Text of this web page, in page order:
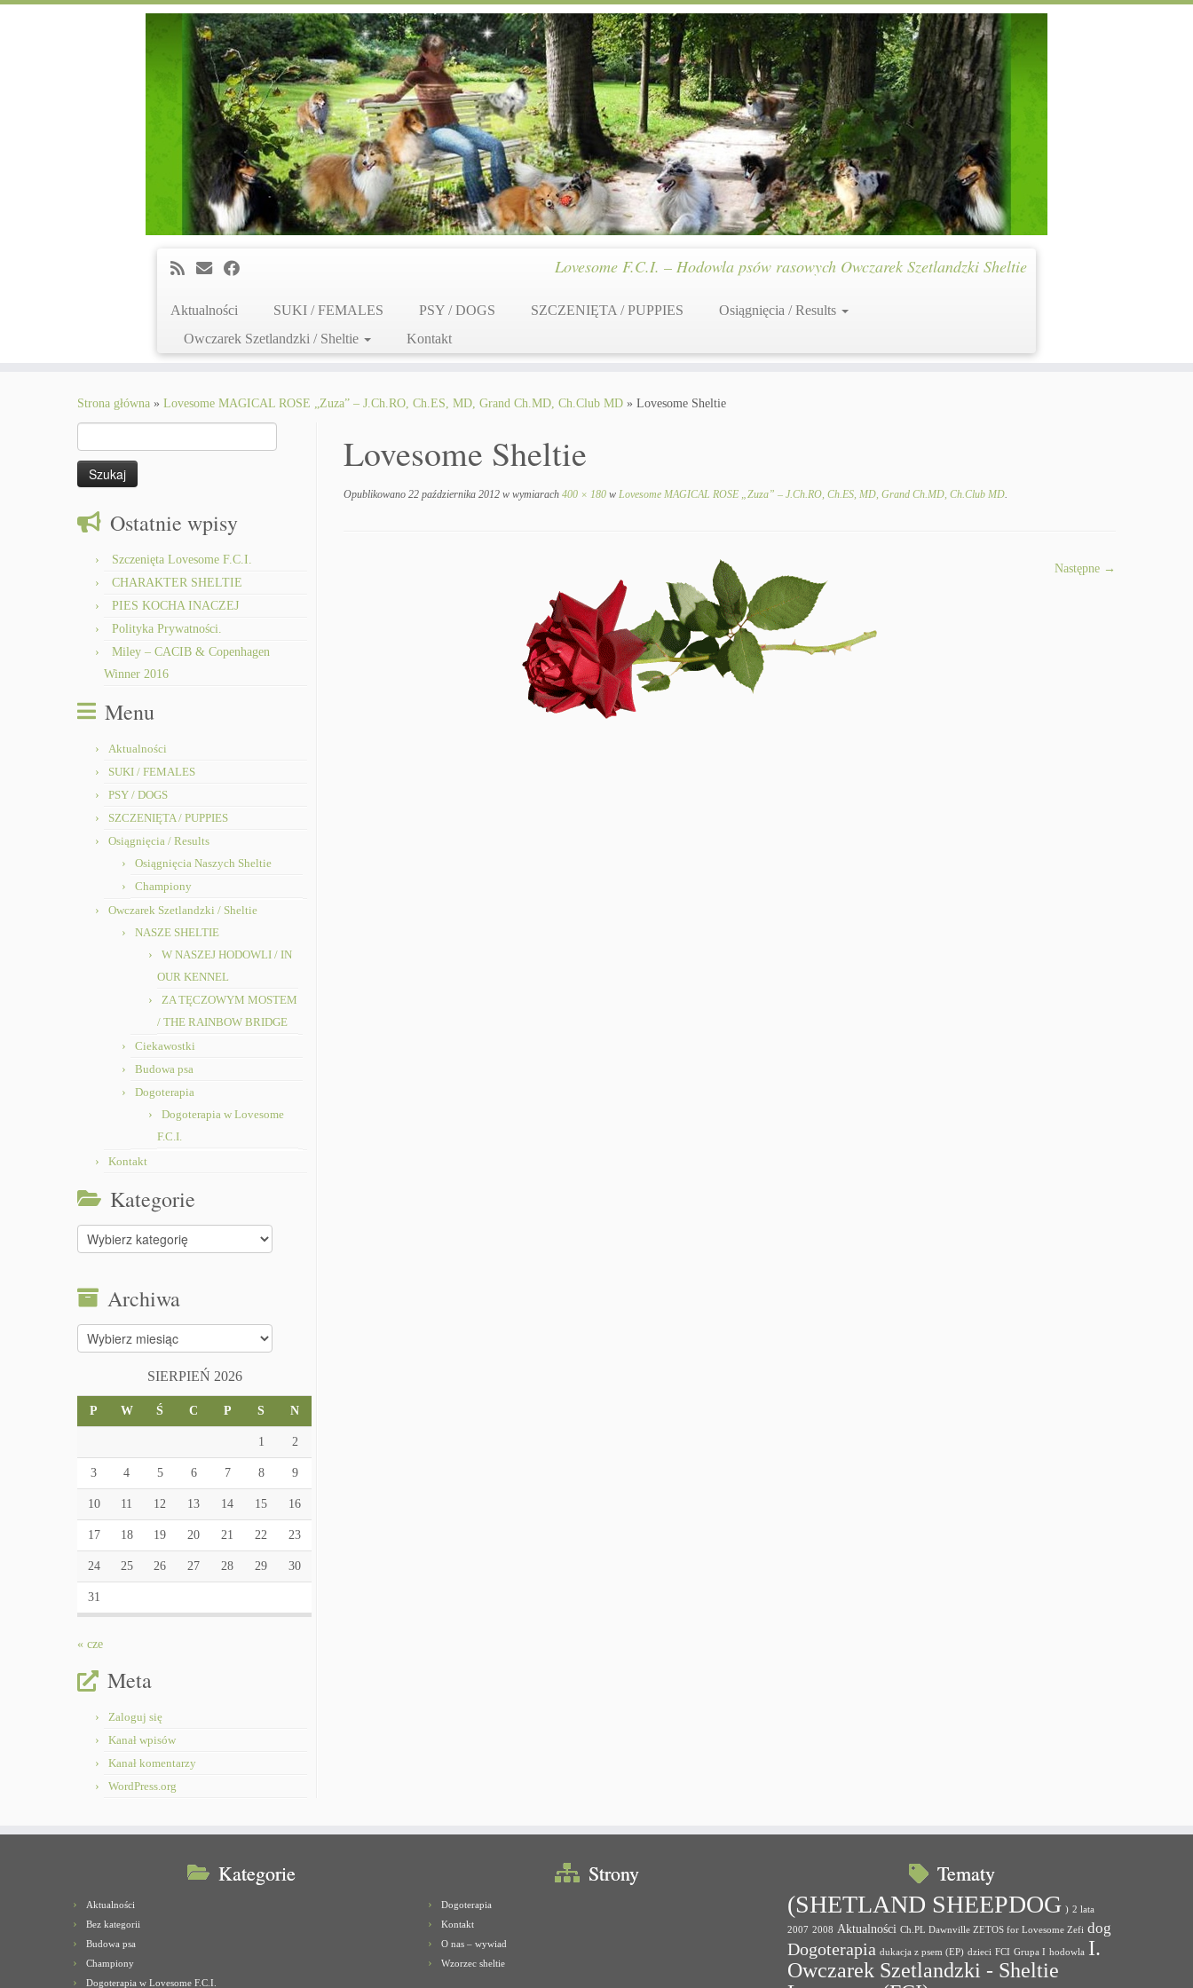
Lovesome F.C.I. – Hodowla psów rasowych Owczarek Szetlandzki Sheltie
Aktualności SUKI / FEMALES PSY / DOGS SZCZENIĘTA / PUPPIES
Osiągnięcia / Results
Owczarek Szetlandzki / Sheltie
Kontakt
Strona główna » Lovesome MAGICAL ROSE „Zuza” – J.Ch.RO, Ch.ES, MD, Grand Ch.MD, Ch.Club MD » Lovesome Sheltie
Ostatnie wpisy
Szczenięta Lovesome F.C.I.
CHARAKTER SHELTIE
PIES KOCHA INACZEJ
Polityka Prywatności.
Miley – CACIB & Copenhagen
Winner 2016
Menu
Aktualności
SUKI / FEMALES
PSY / DOGS
SZCZENIĘTA / PUPPIES
Osiągnięcia / Results
Osiągnięcia Naszych Sheltie
Championy
Owczarek Szetlandzki / Sheltie
NASZE SHELTIE
W NASZEJ HODOWLI / IN
OUR KENNEL
ZA TĘCZOWYM MOSTEM
/ THE RAINBOW BRIDGE
Ciekawostki
Budowa psa
Dogoterapia
Dogoterapia w Lovesome
F.C.I.
Kontakt
Kategorie
Kategorie
Archiwa
Archiwa
SIERPIEŃ 2026
P W Ś C P S N
1 2
3 4 5 6 7 8 9
10 11 12 13 14 15 16
17 18 19 20 21 22 23
24 25 26 27 28 29 30
31
« cze
Meta
Zaloguj się
Kanał wpisów
Kanał komentarzy
WordPress.org
Lovesome Sheltie
Opublikowano 22 października 2012 w wymiarach 400 × 180 w Lovesome MAGICAL ROSE „Zuza” – J.Ch.RO, Ch.ES, MD, Grand Ch.MD, Ch.Club MD.
Następne →
Kategorie
Aktualności
Bez kategorii
Budowa psa
Championy
Dogoterapia w Lovesome F.C.I.
Strony
Dogoterapia
Kontakt
O nas – wywiad
Wzorzec sheltie
Tematy
(SHETLAND SHEEPDOG ) 2 lata
2007 2008 Aktualności Ch.PL Dawnville ZETOS for Lovesome Zefi dog
Dogoterapia dukacja z psem (EP) dzieci FCI Grupa I hodowla I.
Owczarek Szetlandzki - Sheltie